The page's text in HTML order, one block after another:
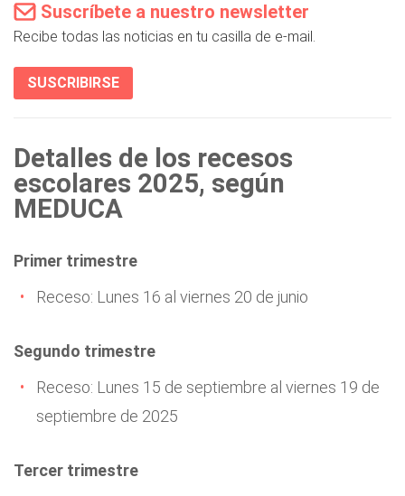
Suscríbete a nuestro newsletter
Recibe todas las noticias en tu casilla de e-mail.
SUSCRIBIRSE
Detalles de los recesos
escolares 2025, según
MEDUCA
Primer trimestre
Receso: Lunes 16 al viernes 20 de junio
Segundo trimestre
Receso: Lunes 15 de septiembre al viernes 19 de
septiembre de 2025
Tercer trimestre